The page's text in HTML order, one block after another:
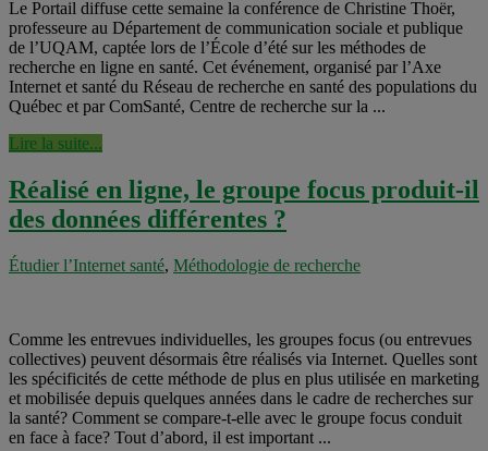
Le Portail diffuse cette semaine la conférence de Christine Thoër,
professeure au Département de communication sociale et publique
de l’UQAM, captée lors de l’École d’été sur les méthodes de
recherche en ligne en santé. Cet événement, organisé par l’Axe
Internet et santé du Réseau de recherche en santé des populations du
Québec et par ComSanté, Centre de recherche sur la ...
Lire la suite...
Réalisé en ligne, le groupe focus produit-il
des données différentes ?
Étudier l’Internet santé, Méthodologie de recherche
Comme les entrevues individuelles, les groupes focus (ou entrevues
collectives) peuvent désormais être réalisés via Internet. Quelles sont
les spécificités de cette méthode de plus en plus utilisée en marketing
et mobilisée depuis quelques années dans le cadre de recherches sur
la santé? Comment se compare-t-elle avec le groupe focus conduit
en face à face? Tout d’abord, il est important ...